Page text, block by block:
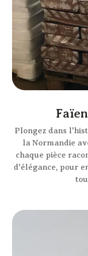
Plongez dans
la Normandie
chaque pièce
d'élégance, pour